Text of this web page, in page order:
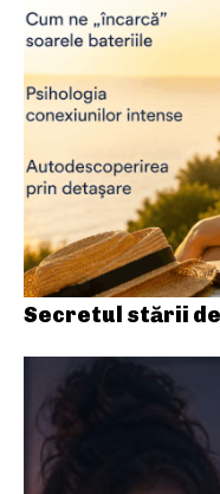
Secretul stării de